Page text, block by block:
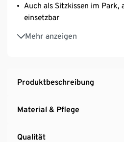
Auch als Sitzkissen im Park,
einsetzbar
Mehr anzeigen
Bequeme Unterlage zum
Produktbeschreibung
Material & Pflege
Qualität